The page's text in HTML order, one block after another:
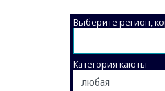
Выберите регион,
Категория каюты